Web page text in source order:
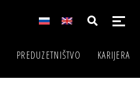
PREDUZETNIŠTVO KARIJERA